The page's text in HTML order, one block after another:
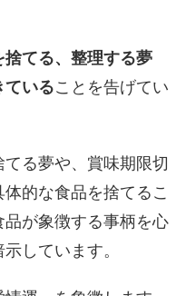
てる、整理する夢
ていることを告げてい
る夢や、賞味期限切
的な食品を捨てるこ
が象徴する事柄を心
しています。